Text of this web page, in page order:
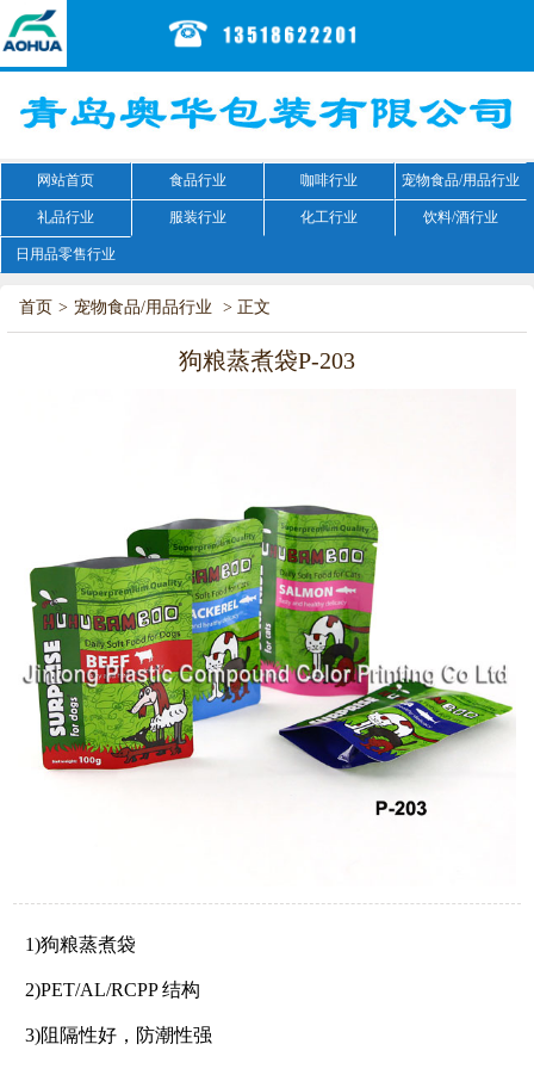
网站首页 食品行业 咖啡行业 宠物食品/用品行业
礼品行业 服装行业 化工行业 饮料/酒行业
日用品零售行业
首页 > 宠物食品/用品行业 > 正文
狗粮蒸煮袋P-203
1)狗粮蒸煮袋
2)PET/AL/RCPP 结构
3)阻隔性好，防潮性强